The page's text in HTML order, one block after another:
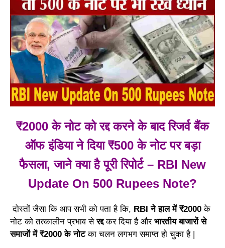
₹2000 के नोट को रद्द करने के बाद रिजर्व बैंक
ऑफ इंडिया ने दिया ₹500 के नोट पर बड़ा
फैसला, जाने क्या है पूरी रिपोर्ट – RBI New
Update On 500 Rupees Note?
दोस्तों जैसा कि आप सभी को पता है कि, RBI ने हाल में ₹2000 के
नोट को तत्कालीन प्रभाव सेरद्दकर दिया है औरभारतीय बाजारों से
समाजों में ₹2000 के नोटका चलन लगभग समाप्त हो चुका है |